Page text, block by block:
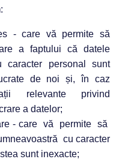
- care vă permite să
a faptului că datele
caracter personal sunt
de noi și, în caz
relevante privind
a datelor;
- care vă permite să
cu caracter
sunt inexacte;